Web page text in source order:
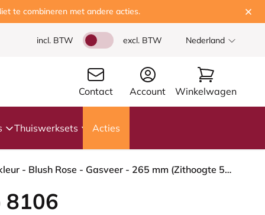
te combineren met andere acties.
incl. BTW excl. BTW Nederland
Contact Account Winkelwagen
Thuiswerksets Acties
HÅG Capisco 8106 - Paloma Soft (Wollsdorf) - Semi-aniline Leder - PL55130 Dark brown - Framekleur - Blush Rose - Gasveer - 265 mm (Zithoogte 53-79cm) - Vloercontact - Zachte wielen t.b.v. harde vloeren - Voetenring - Ja, in framekleur - Voetster - Nee,...
8106